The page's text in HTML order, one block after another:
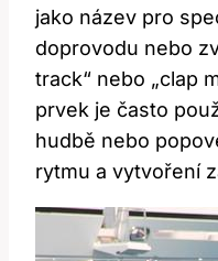
jako ⁢název pro
doprovodu nebo
‌track“ nebo „clap
prvek je ‍často
hudbě nebo‍
rytmu a vytvoření‍